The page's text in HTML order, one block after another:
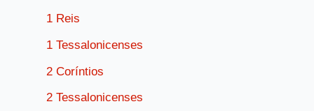
1 Reis
1 Tessalonicenses
2 Coríntios
2 Tessalonicenses